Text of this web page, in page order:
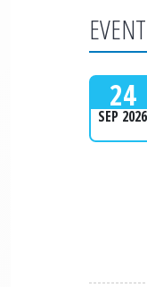
24
SEP 2026